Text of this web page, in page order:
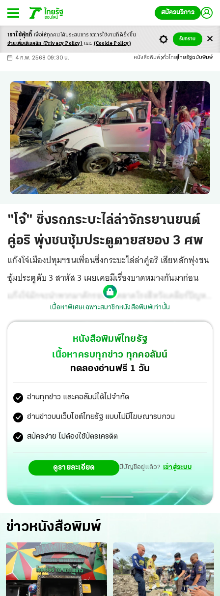
สมัครบริการ
-ก ก ก+
4 ก.พ. 2568 09:30 น. หนังสือพิมพ์ ทั่วไทย ไทยรัฐฉบับพิมพ์
"โจ๋" ซิ่งรถกระบะไล่ล่าจักรยานยนต์
คู่อริ พุ่งชนซุ้มประตูตายสยอง 3 ศพ
แก๊งโจ๋เมืองปทุมฯขนเพื่อนซิ่งกระบะไล่ล่าคู่อริ เสียหลักพุ่งชน
ซุ้มประตูดับ 3 สาหัส 3 เผยเคยมีเรื่องบาดหมางกันมาก่อน
แก๊งโจ๋มักจะนำพวกมาดักรอหน้าตลาดโรงสีหวังเคลียร์ปัญหา
แต่ไม่พบ ก่อนเกิดเหตุบังเอิญเจอคู่อริขี่รถ จยย.ซิ่งไล่ตาม ถึง
จุดมรณะเป็นทางโค้งมีรอยต่อถนนเป็นรูปคลื่นเสียหลักชนซุ้ม
ตำรวจเร่งตรวจสอบกล้องวงจรปิดสรุปสาเหตุ
เนื้อหาพิเศษเฉพาะสมาชิกหนังสือพิมพ์เท่านั้น
หนังสือพิมพ์ไทยรัฐ
เนื้อหาครบทุกข่าว ทุกคอลัมน์
ทดลองอ่านฟรี 1 วัน
อ่านทุกข่าว และคอลัมน์ได้ไม่จำกัด
อ่านข่าวบนเว็บไซต์ไทยรัฐ แบบไม่มีโฆษณารบกวน
สมัครง่าย ไม่ต้องใช้บัตรเครดิต
ดูรายละเอียด มีบัญชีอยู่แล้ว? เข้าสู่ระบบ
ข่าวหนังสือพิมพ์
เราใช้คุ้กกี้ เพื่อให้ทุกคนได้ประสบการณ์การใช้งานที่ดียิ่งขึ้น
อ่านเพิ่มเติมคลิก (Privacy Policy) และ (Cookie Policy)
รับทราบ